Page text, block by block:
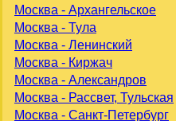
Москва - Архангельское
Москва - Тула
Москва - Ленинский
Москва - Киржач
Москва - Александров
Москва - Рассвет, Тульская
Москва - Санкт-Петербург